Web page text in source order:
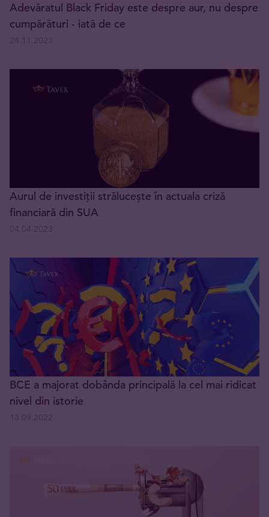
Adevăratul Black Friday este despre aur, nu despre
cumpărături - iată de ce
Aurul de investiții strălucește în actuala criză
financiară din SUA
BCE a majorat dobânda principală la cel mai ridicat
nivel din istorie